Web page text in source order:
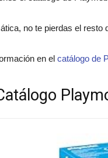
no te pierdas el
en el catálogo de